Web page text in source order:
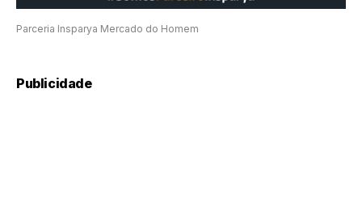
Parceria Insparya Mercado do Homem
Publicidade